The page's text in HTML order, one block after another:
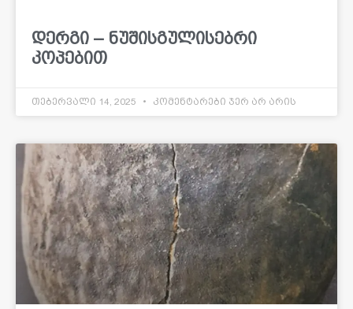
დერგი – ნუშისგულისებრი
კოპებით
თებერვალი 14, 2025 კომენტარები ჯერ არ არის